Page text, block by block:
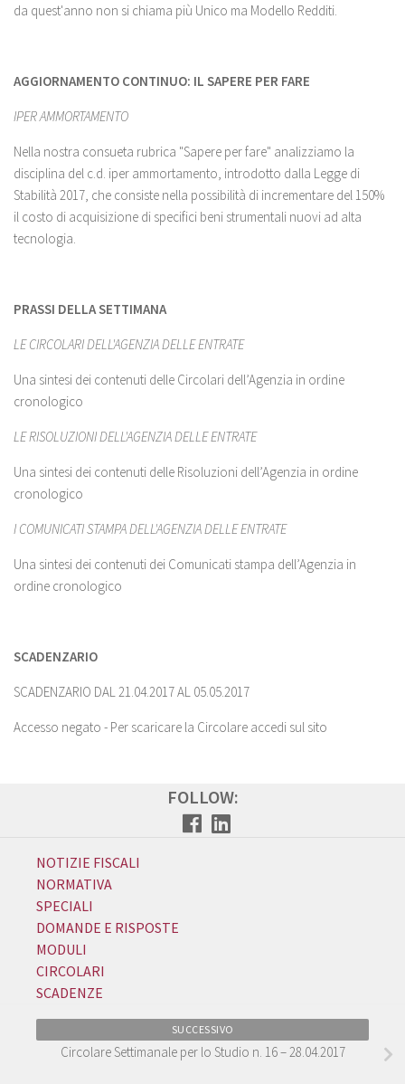
da quest'anno non si chiama più Unico ma Modello Redditi.
AGGIORNAMENTO CONTINUO: IL SAPERE PER FARE
IPER AMMORTAMENTO
Nella nostra consueta rubrica "Sapere per fare" analizziamo la
disciplina del c.d. iper ammortamento, introdotto dalla Legge di
Stabilità 2017, che consiste nella possibilità di incrementare del 150%
il costo di acquisizione di specifici beni strumentali nuovi ad alta
tecnologia.
PRASSI DELLA SETTIMANA
LE CIRCOLARI DELL'AGENZIA DELLE ENTRATE
Una sintesi dei contenuti delle Circolari dell’Agenzia in ordine
cronologico
LE RISOLUZIONI DELL'AGENZIA DELLE ENTRATE
Una sintesi dei contenuti delle Risoluzioni dell’Agenzia in ordine
cronologico
I COMUNICATI STAMPA DELL'AGENZIA DELLE ENTRATE
Una sintesi dei contenuti dei Comunicati stampa dell’Agenzia in
ordine cronologico
SCADENZARIO
SCADENZARIO DAL 21.04.2017 AL 05.05.2017
Accesso negato - Per scaricare la Circolare accedi sul sito
FOLLOW:
NOTIZIE FISCALI
NORMATIVA
SPECIALI
DOMANDE E RISPOSTE
MODULI
CIRCOLARI
SCADENZE
SUCCESSIVO
Circolare Settimanale per lo Studio n. 16 – 28.04.2017